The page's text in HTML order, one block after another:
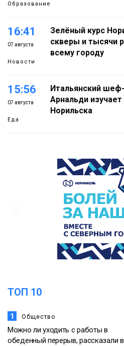
Образование
16:41
07 августа
Новости
Зелёный курс
скверы и тысячи
всему городу
15:56
07 августа
Еда
Итальянский
Арнальди
Норильска
помог сборной
футзальном
Ленинский
в связи с Днём
Новости
«Домик
ТОП 10
1 Общество
Можно ли уходить с работы в
обеденный перерыв, рассказали в